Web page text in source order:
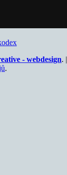
- webdesign. |
.